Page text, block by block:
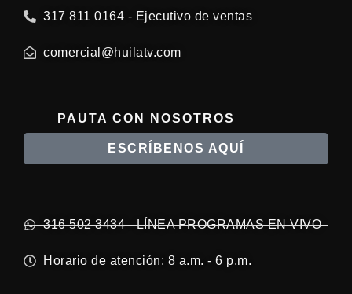
317 811 0164 - Ejecutivo de ventas
comercial@huilatv.com
PAUTA CON NOSOTROS
ESCRÍBENOS AQUÍ
316 502 3434 - LÍNEA PROGRAMAS EN VIVO
Horario de atención: 8 a.m. - 6 p.m.